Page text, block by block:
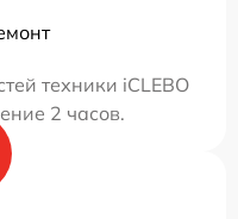
техники iCLEBO
2 часов.